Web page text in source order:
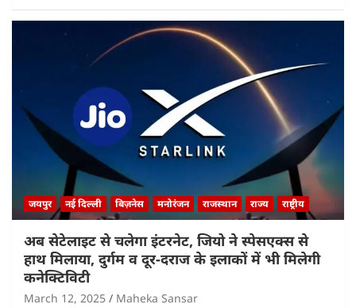
जयपुर नई दिल्ली बिज़नेस मनोरंजन राजस्थान राज्य राष्ट्रीय
अब सेटेलाइट से चलेगा इंटरनेट, जियो ने स्पेसएक्स से
हाथ मिलाया, दुर्गम व दूर-दराज के इलाकों में भी मिलेगी
कनेक्टिविटी
March 12, 2025 Maheka Sansar